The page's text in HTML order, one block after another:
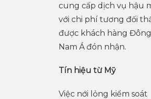
cung cấp dịch vụ hậu
với chi phí tương đối
được khách hàng Đông
Nam Á đón nhận.
Tín hiệu từ Mỹ
Việc nới lỏng kiểm soát